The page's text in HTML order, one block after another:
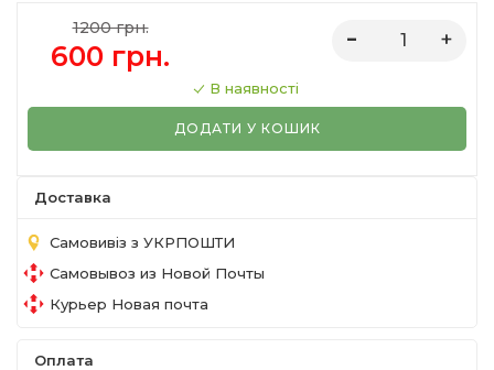
1200 грн.
600 грн.
В наявності
ДОДАТИ У КОШИК
Доставка
Самовивіз з УКРПОШТИ
Самовывоз из Новой Почты
Курьер Новая почта
Оплата